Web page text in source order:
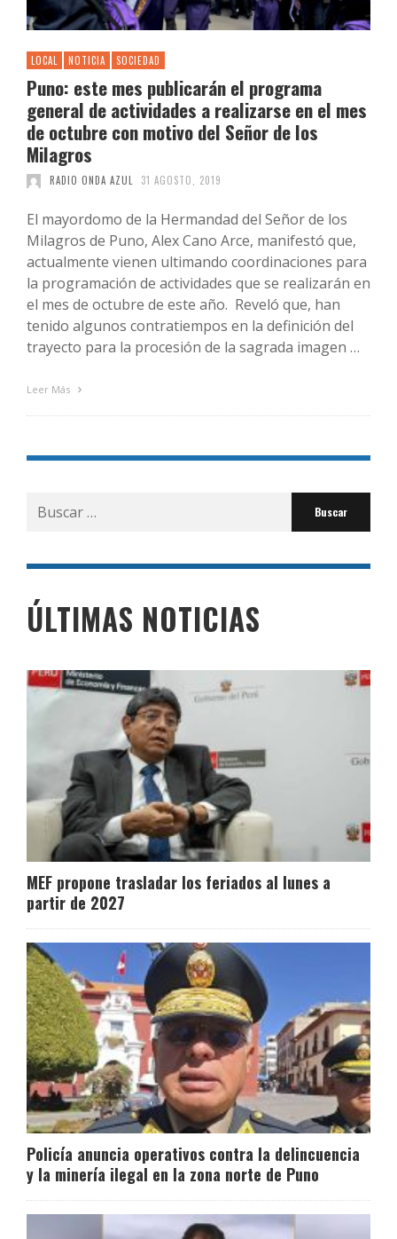
LOCAL NOTICIA SOCIEDAD
Puno: este mes publicarán el programa
general de actividades a realizarse en el mes
de octubre con motivo del Señor de los
Milagros
RADIO ONDA AZUL 31 AGOSTO, 2019
El mayordomo de la Hermandad del Señor de los
Milagros de Puno, Alex Cano Arce, manifestó que,
actualmente vienen ultimando coordinaciones para
la programación de actividades que se realizarán en
el mes de octubre de este año. Reveló que, han
tenido algunos contratiempos en la definición del
trayecto para la procesión de la sagrada imagen …
Leer Más
Buscar
por:
ÚLTIMAS NOTICIAS
MEF propone trasladar los feriados al lunes a
partir de 2027
Policía anuncia operativos contra la delincuencia
y la minería ilegal en la zona norte de Puno